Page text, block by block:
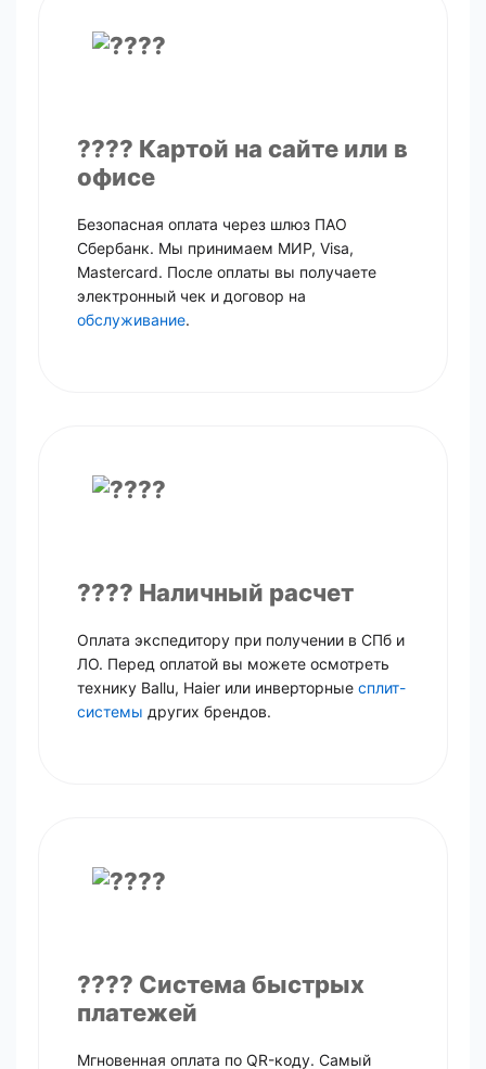
???? Картой на сайте или в
офисе
Безопасная оплата через шлюз ПАО
Сбербанк. Мы принимаем МИР, Visa,
Mastercard. После оплаты вы получаете
электронный чек и договор на
обслуживание.
???? Наличный расчет
Оплата экспедитору при получении в СПб и
ЛО. Перед оплатой вы можете осмотреть
технику Ballu, Haier или инверторные сплит-
системы других брендов.
???? Система быстрых
платежей
Мгновенная оплата по QR-коду. Самый